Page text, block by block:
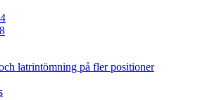
latrintömning på fler positioner